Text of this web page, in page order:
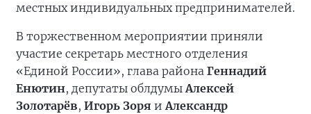
местных индивидуальных предпринимателей.
В торжественном мероприятии приняли
участие секретарь местного отделения
«Единой России», глава района Геннадий
Енютин, депутаты облдумыАлексей
Золотарёв, Игорь Зоря иАлександр